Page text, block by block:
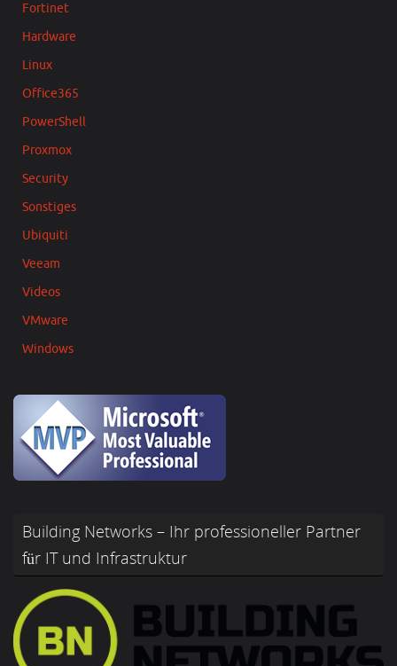
Fortinet
Hardware
Linux
Office365
PowerShell
Proxmox
Security
Sonstiges
Ubiquiti
Veeam
Videos
VMware
Windows
Building Networks – Ihr professioneller Partner
für IT und Infrastruktur